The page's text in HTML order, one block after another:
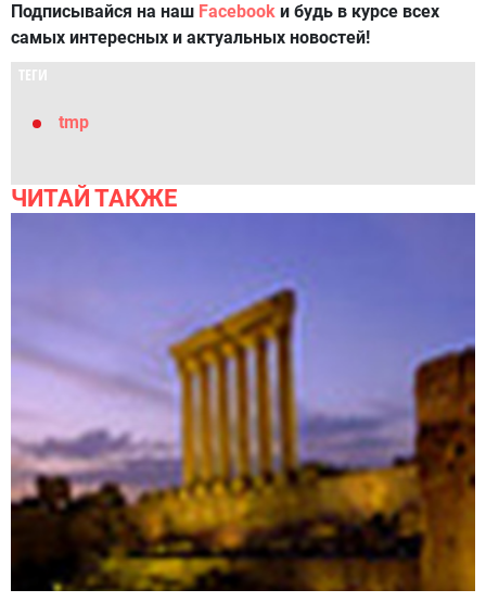
Подписывайся на наш Facebook и будь в курсе всех
самых интересных и актуальных новостей!
ТЕГИ
tmp
ЧИТАЙ ТАКЖЕ